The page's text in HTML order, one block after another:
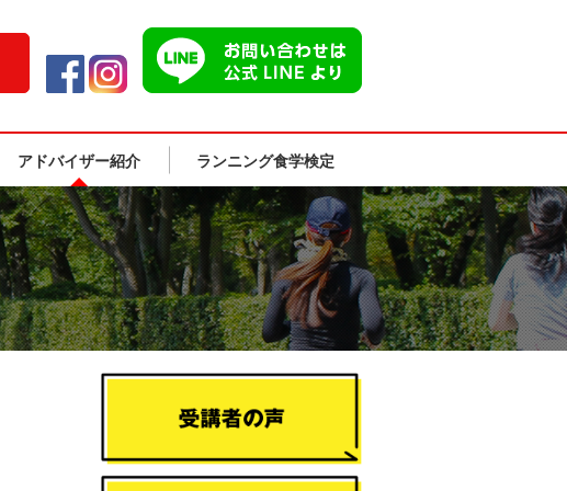
アドバイザー紹介 ランニング食学検定